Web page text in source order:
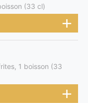
(33 cl)
1 boisson (33